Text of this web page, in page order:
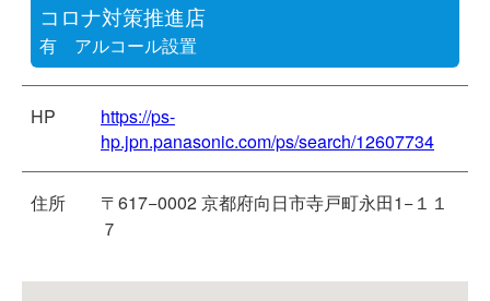
コロナ対策推進店
有 アルコール設置
HP
https://ps-
hp.jpn.panasonic.com/ps/search/12607734
住所
〒617−0002 京都府向日市寺戸町永田1−１１
７